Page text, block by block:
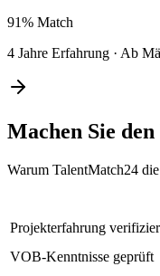
91% Match
4 Jahre Erfahrung · Ab
Machen Sie den
Warum TalentMatch24
Projekterfahrung
VOB-Kenntnisse geprüft